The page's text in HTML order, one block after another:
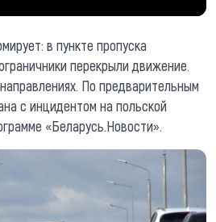
в пункте пропуска
перекрыли движение.
По предварительным
с инцидентом на польской
«Беларусь.Новости».